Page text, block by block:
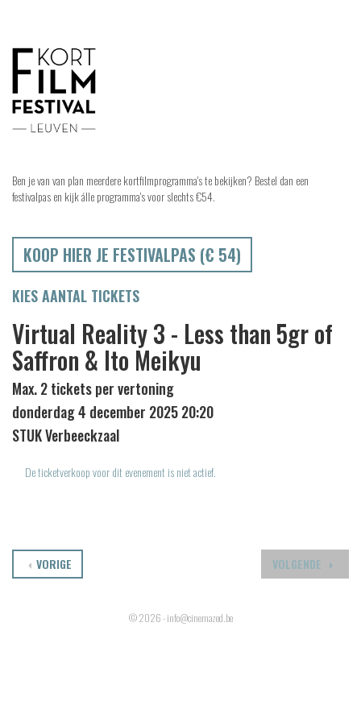
Ben je van van plan meerdere kortfilmprogramma's te bekijken? Bestel dan een
festivalpas en kijk álle programma's voor slechts €54.
KOOP HIER JE FESTIVALPAS (€ 54)
KIES AANTAL TICKETS
Virtual Reality 3 - Less than 5gr of
Saffron & Ito Meikyu
Max. 2 tickets per vertoning
donderdag 4 december 2025 20:20
STUK Verbeeckzaal
De ticketverkoop voor dit evenement is niet actief.
VOLGENDE
VORIGE
© 2026 - info@cinemazed.be